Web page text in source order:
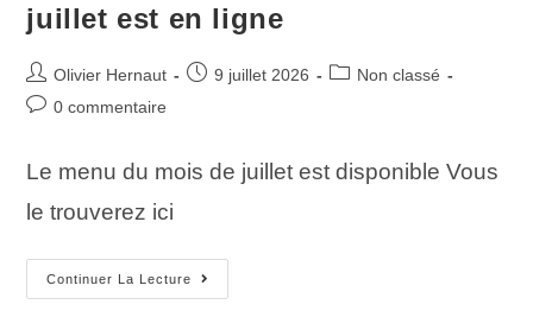
juillet est en ligne
Olivier Hernaut 9 juillet 2026
Non classé
0 commentaire
Le menu du mois de juillet est disponible Vous
le trouverez ici
Continuer La Lecture